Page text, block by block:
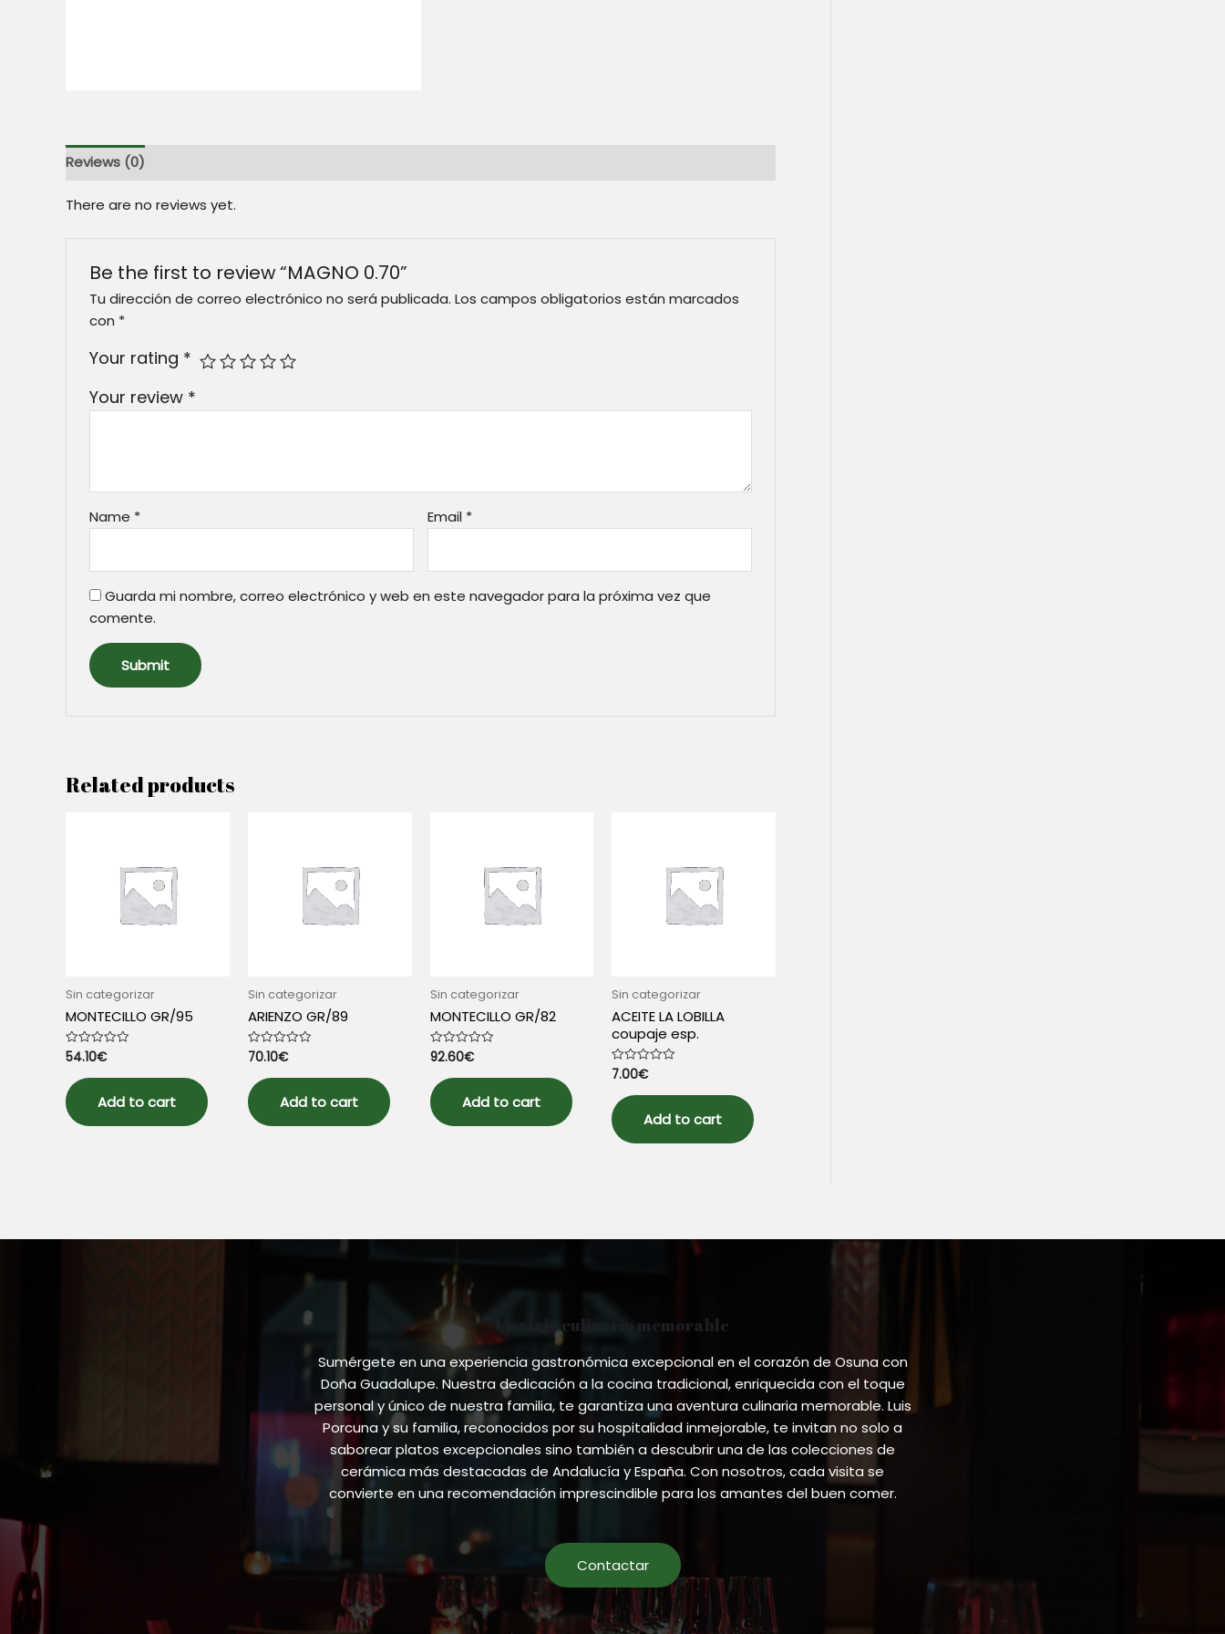
Reviews (0)
There are no reviews yet.
Be the first to review “MAGNO 0.70”
Tu dirección de correo electrónico no será publicada. Los campos obligatorios están marcados
con *
Your rating *
Your review *
Name * Email *
Guarda mi nombre, correo electrónico y web en este navegador para la próxima vez que
comente.
Related products
Sin categorizar
MONTECILLO GR/95
Rated
0
out
of
5
54.10€
Add to cart
Sin categorizar
ARIENZO GR/89
Rated
0
out
of
5
70.10€
Add to cart
Sin categorizar
MONTECILLO GR/82
Rated
0
out
of
5
92.60€
Add to cart
Sin categorizar
ACEITE LA LOBILLA
coupaje esp.
Rated
0
out
of
5
7.00€
Add to cart
Un viaje culinario memorable
Sumérgete en una experiencia gastronómica excepcional en el corazón de Osuna con
Doña Guadalupe. Nuestra dedicación a la cocina tradicional, enriquecida con el toque
personal y único de nuestra familia, te garantiza una aventura culinaria memorable. Luis
Porcuna y su familia, reconocidos por su hospitalidad inmejorable, te invitan no solo a
saborear platos excepcionales sino también a descubrir una de las colecciones de
cerámica más destacadas de Andalucía y España. Con nosotros, cada visita se
convierte en una recomendación imprescindible para los amantes del buen comer.
Contactar